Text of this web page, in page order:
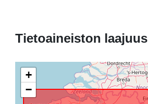
Tietoaineiston laajuus
+
−